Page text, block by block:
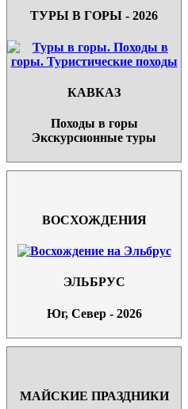
ТУРЫ В ГОРЫ - 2026
КАВКАЗ
Походы в горы
Экскурсионные туры
ВОСХОЖДЕНИЯ
ЭЛЬБРУС
Юг, Север - 2026
МАЙСКИЕ ПРАЗДНИКИ